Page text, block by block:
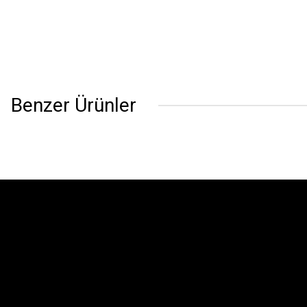
Benzer Ürünler